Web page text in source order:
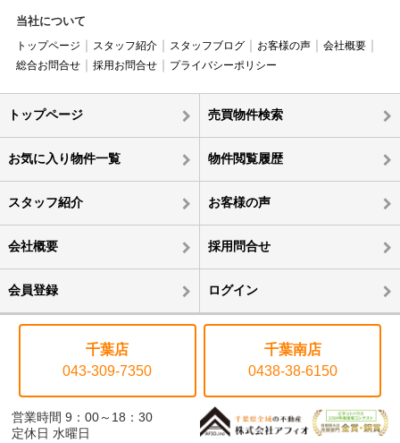
当社について
トップページ スタッフ紹介 スタッフブログ お客様の声
会社概要
総合お問合せ
採用お問合せ プライバシーポリシー
トップページ 売買物件検索
お気に入り物件一覧 物件閲覧履歴
スタッフ紹介 お客様の声
会社概要 採用問合せ
会員登録 ログイン
千葉店
043-309-7350
千葉南店
0438-38-6150
営業時間 9：00～18：30
定休日 水曜日